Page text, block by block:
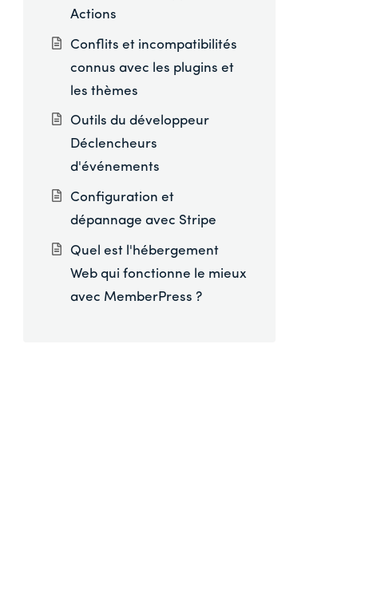
Actions
Conflits et incompatibilités
connus avec les plugins et
les thèmes
Outils du développeur
Déclencheurs
d'événements
Configuration et
dépannage avec Stripe
Quel est l'hébergement
Web qui fonctionne le mieux
avec MemberPress ?